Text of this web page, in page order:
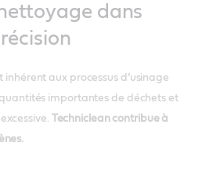
dans
inhérent aux processus d’usinage
importantes de déchets et
Techniclean contribue à